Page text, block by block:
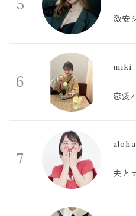
5
激安
6
miki
恋愛
7
aloha
夫と